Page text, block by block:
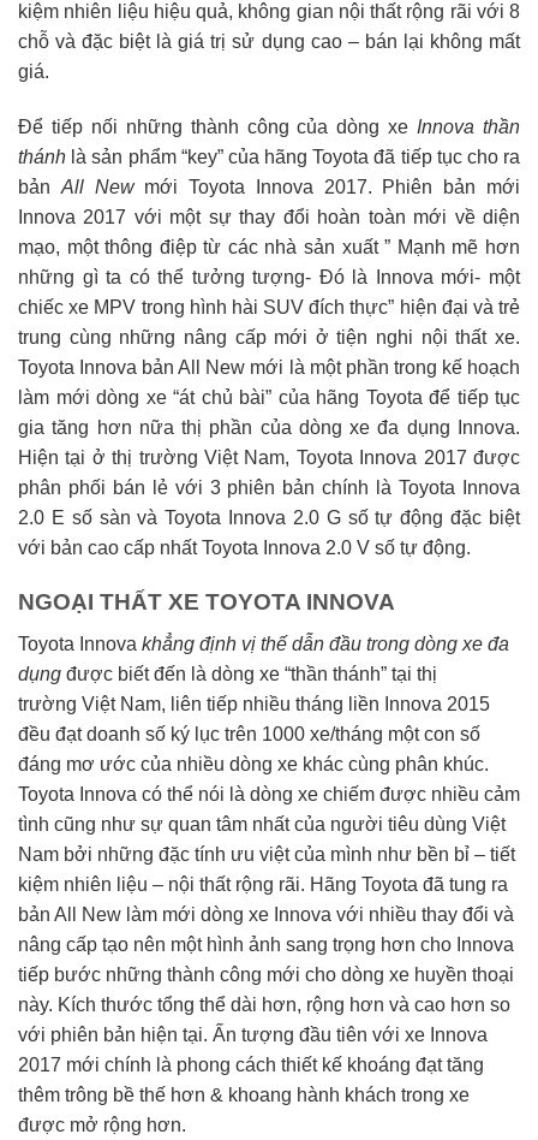
kiệm nhiên liệu hiệu quả, không gian nội thất rộng rãi với 8
chỗ và đặc biệt là giá trị sử dụng cao – bán lại không mất
giá.
Để tiếp nối những thành công của dòng xe Innova thần
thánh là sản phẩm key của hãng Toyota đã tiếp tục cho ra
bản All Newmới Toyota Innova 2017. Phiên bản mới
Innova 2017 với một sự thay đổi hoàn toàn mới về diện
mạo, một thông điệp từ các nhà sản xuất ” Mạnh mẽ hơn
những gì ta có thể tưởng tượng- Đó là Innova mới- một
chiếc xe MPV trong hình hài SUV đích thực” hiện đại và trẻ
trung cùng những nâng cấp mới ở tiện nghi nội thất xe.
Toyota Innova bản All New mới là một phần trong kế hoạch
làm mới dòng xe át chủ bài
của hãng Toyota để tiếp tục
gia tăng hơn nữa thị phần của dòng xe đa dụng Innova.
Hiện tại ở thị trường Việt Nam, Toyota Innova 2017 được
phân phối bán lẻ với 3 phiên bản chính là Toyota Innova
2.0 E số sàn và Toyota Innova 2.0 G số tự động đặc biệt
với bản cao cấp nhất Toyota Innova 2.0 V số tự động.
NGOẠI THẤT XE TOYOTA INNOVA
Toyota Innova khẳng định vị thế dẫn đầu trong dòng xe đa
dụng được biết đến là dòng xe thần thánh tại thị
trường Việt Nam, liên tiếp nhiều tháng liền Innova 2015
đều đạt doanh số ký lục trên 1000 xe/tháng một con số
đáng mơ ước của nhiều dòng xe khác cùng phân khúc.
Toyota Innova có thể nói là dòng xe chiếm được nhiều cảm
tình cũng như sự quan tâm nhất của người tiêu dùng Việt
Nam bởi những đặc tính ưu việt của mình như bền bỉ – tiết
kiệm nhiên liệu – nội thất rộng rãi. Hãng Toyota đã tung ra
bản All New làm mới dòng xe Innova với nhiều thay đổi và
nâng cấp tạo nên một hình ảnh sang trọng hơn cho Innova
tiếp bước những thành công mới cho dòng xe huyền thoại
này. Kích thước tổng thể dài hơn, rộng hơn và cao hơn so
với phiên bản hiện tại. Ấn tượng đầu tiên với xe Innova
2017 mới chính là phong cách thiết kế khoáng đạt tăng
thêm trông bề thế hơn & khoang hành khách trong xe
được mở rộng hơn.